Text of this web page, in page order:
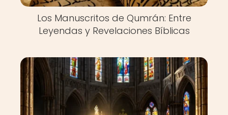
Los Manuscritos de Qumrán: Entre
Leyendas y Revelaciones Bíblicas